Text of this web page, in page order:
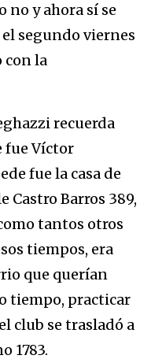
no y ahora sí se
segundo viernes
con la
recuerda
fue Víctor
fue la casa de
Castro Barros 389,
tantos otros
tiempos, era
que querían
tiempo, practicar
club se trasladó a
1783.